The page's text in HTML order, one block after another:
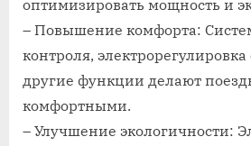
оптимизировать мощность и
– Повышение комфорта:
контроля,
другие функции делают
комфортными.
– Улучшение экологичности: